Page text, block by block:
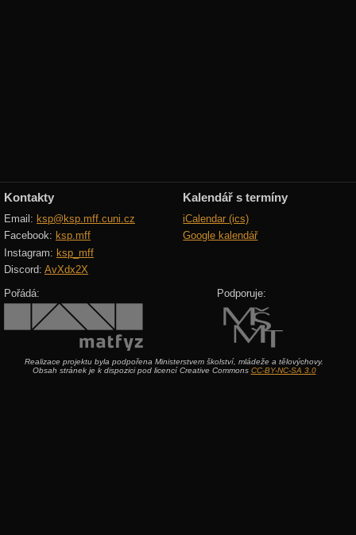
Kontakty
Email: ksp@ksp.mff.cuni.cz
Facebook: ksp.mff
Instagram: ksp_mff
Discord: AvXdx2X
Kalendář s termíny
iCalendar (ics)
Google kalendář
Pořádá: Podporuje:
Realizace projektu byla podpořena Ministerstvem školství, mládeže a tělovýchovy.
Obsah stránek je k dispozici pod licencí Creative Commons CC-BY-NC-SA 3.0